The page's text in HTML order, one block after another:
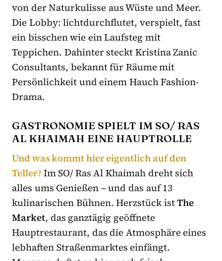
von der Naturkulisse aus Wüste und Meer.
Die Lobby: lichtdurchflutet, verspielt, fast
ein bisschen wie ein Laufsteg mit
Teppichen. Dahinter steckt Kristina Zanic
Consultants, bekannt für Räume mit
Persönlichkeit und einem Hauch Fashion-
Drama.
GASTRONOMIE SPIELT IM SO/ RAS
AL KHAIMAH EINE HAUPTROLLE
Und was kommt hier eigentlich auf den
Teller?Im SO/ Ras Al Khaimah dreht sich
alles ums Genießen – und das auf 13
kulinarischen Bühnen. Herzstück istThe
Market, das ganztägig geöffnete
Hauptrestaurant, das die Atmosphäre eines
lebhaften Straßenmarktes einfängt.